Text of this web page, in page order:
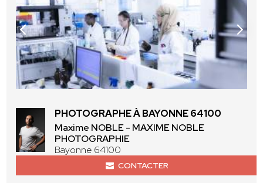
PHOTOGRAPHE À BAYONNE 64100
Maxime NOBLE - MAXIME NOBLE
PHOTOGRAPHIE
Bayonne 64100
CONTACTER